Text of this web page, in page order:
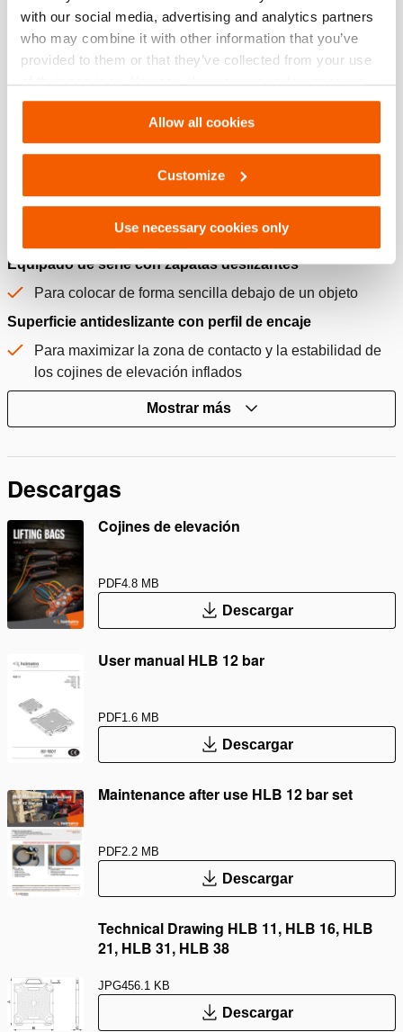
with our social media, advertising and analytics partners
who may combine it with other information that you’ve
provided to them or that they’ve collected from your use
of their services. You can change your preferences via
Settings. See ourcookiestatement.
Allow all cookies
Customize
Use necessary cookies only
Descargar
Características
Asa de sujeción integrada con indicación de capacidad
Para un transporte fácil
lugar de almacenamiento
Equipado de serie con zapatas deslizantes
Para colocar de forma sencilla debajo de un objeto
Superficie antideslizante con perfil de encaje
Para maximizar la zona de contacto y la estabilidad de
los cojines de elevación inflados
Mostrar más
Descargas
Cojines de elevación
PDF4.8 MB
Descargar
User manual HLB 12 bar
PDF1.6 MB
Descargar
Maintenance after use HLB 12 bar set
PDF2.2 MB
Descargar
Technical Drawing HLB 11, HLB 16, HLB
21, HLB 31, HLB 38
JPG456.1 KB
Descargar